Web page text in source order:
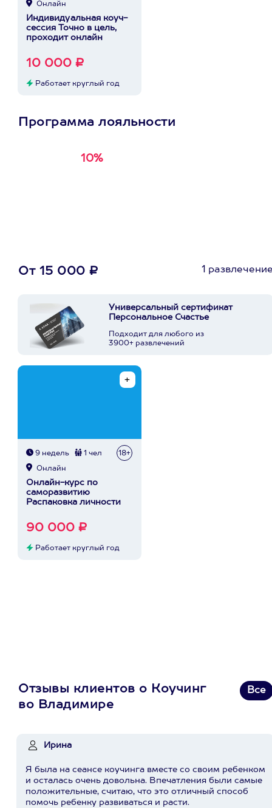
Онлайн
Индивидуальная коуч-
сессия Точно в цель,
проходит онлайн
10 000 ₽
Работает круглый год
Программа лояльности
10%
От 15 000 ₽ 1
Универсальный сертификат
Персональное Счастье
Подходит для любого из
3900+ развлечений
9 недель 1 чел 18+
Онлайн
Онлайн-курс по
саморазвитию
Распаковка личности
90 000 ₽
Работает круглый год
Отзывы клиентов о Коучинг
во Владимире
Все
Ирина
Я была на сеансе коучинга вместе со своим ребенком
и осталась очень довольна. Впечатления были самые
положительные, считаю, что это отличный способ
помочь ребенку развиваться и расти.